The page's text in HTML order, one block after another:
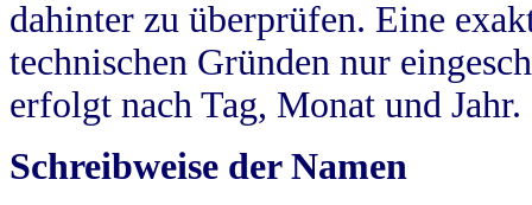
dahinter zu überprüfen. Eine
technischen Gründen nur
erfolgt nach Tag, Monat und Jahr.
Schreibweise der Namen